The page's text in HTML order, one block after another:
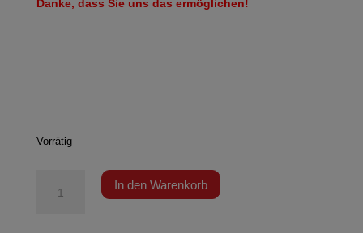
Vorrätig
Unterstützertasse
In den Warenkorb